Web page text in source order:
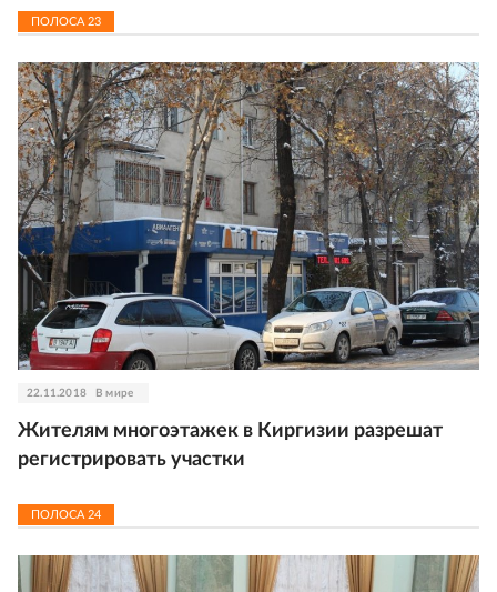
ПОЛОСА 23
22.11.2018 В мире
Жителям многоэтажек в Киргизии разрешат
регистрировать участки
ПОЛОСА 24